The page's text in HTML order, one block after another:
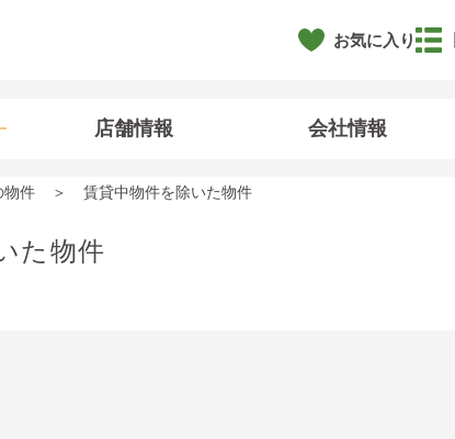
お気に入り
店舗情報 会社情報
物件 賃貸中物件を除いた物件
た物件